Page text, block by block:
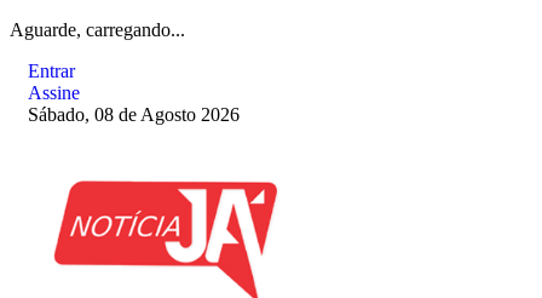
Aguarde, carregando...
Entrar
Assine
Sábado, 08 de Agosto 2026